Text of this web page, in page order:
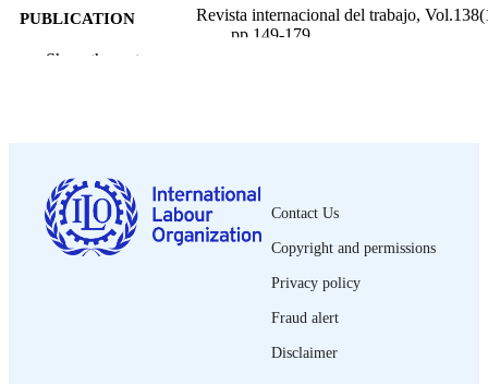
PUBLICATION
Revista internacional del trabajo,
pp.149-179
ISSN 0378-5548
DOI https://doi.org/10.1111/ILRS.12115
journal article
Show the rest
Contact Us
Copyright and permissions
Privacy policy
Fraud alert
Disclaimer